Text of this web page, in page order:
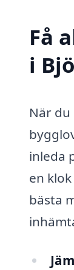
Få
i
När
inleda
en
bästa